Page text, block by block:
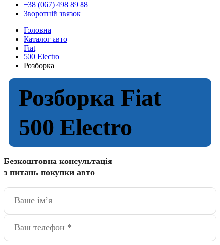
+38 (067) 498 89 88
Зворотній звязок
Головна
Каталог авто
Fiat
500 Electro
Розборка
Розборка Fiat
500 Electro
Безкоштовна консультація
з питань покупки авто